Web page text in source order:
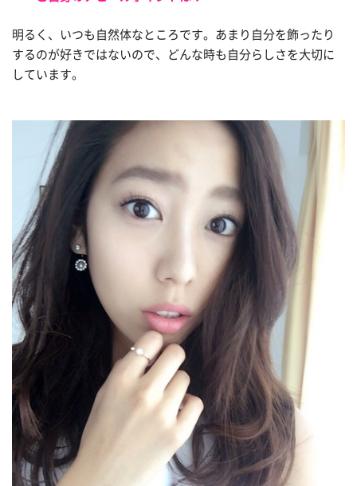
明るく、いつも自然体なところです。あまり自分を飾ったり
するのが好きではないので、どんな時も自分らしさを大切に
しています。